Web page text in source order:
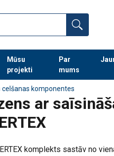
Mūsu
projekti
Par
mums
Turpināt meklēt
celšanas komponentes
ar
komplekts sastāv no